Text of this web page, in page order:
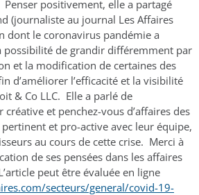
positivement, elle a partagé
(journaliste au journal Les Affaires
dont le coronavirus pandémie a
possibilité de grandir différemment par
et la modification de certaines des
d’améliorer l’efficacité et la visibilité
& Co LLC. Elle a parlé de
créative et penchez-vous d’affaires des
et pro-active avec leur équipe,
au cours de cette crise. Merci à
de ses pensées dans les affaires
peut être évaluée en ligne
secteurs/general/covid-19-